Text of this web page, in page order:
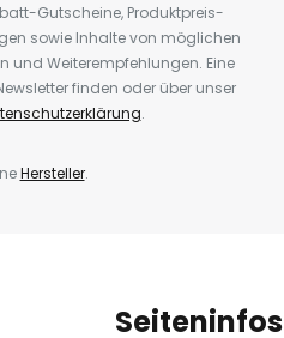
Gutscheine, Produktpreis-
sowie Inhalte von möglichen
und Weiterempfehlungen. Eine
finden oder über unser
.
Hersteller.
Seiteninfos